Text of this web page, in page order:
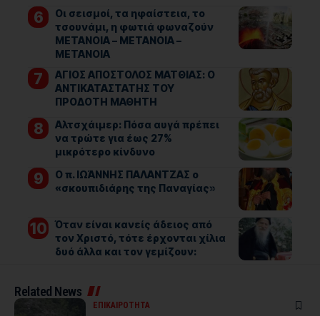
Οι σεισμοί, τα ηφαίστεια, το
τσουνάμι, η φωτιά φωναζούν
ΜΕΤΑΝΟΙΑ – ΜΕΤΑΝΟΙΑ –
ΜΕΤΑΝΟΙΑ
ΑΓΙΟΣ ΑΠΟΣΤΟΛΟΣ ΜΑΤΘΙΑΣ: Ο
ΑΝΤΙΚΑΤΑΣΤΑΤΗΣ ΤΟΥ
ΠΡΟΔΟΤΗ ΜΑΘΗΤΗ
Αλτσχάιμερ: Πόσα αυγά πρέπει
να τρώτε για έως 27%
μικρότερο κίνδυνο
Ο π. ΙΩΆΝΝΗΣ ΠΑΛΑΝΤΖΑΣ ο
«σκουπιδιάρης της Παναγίας»
Όταν είναι κανείς άδειος από
τον Χριστό, τότε έρχονται χίλια
δυό άλλα και τον γεμίζουν:
Related News
ΕΠΙΚΑΙΡΟΤΗΤΑ